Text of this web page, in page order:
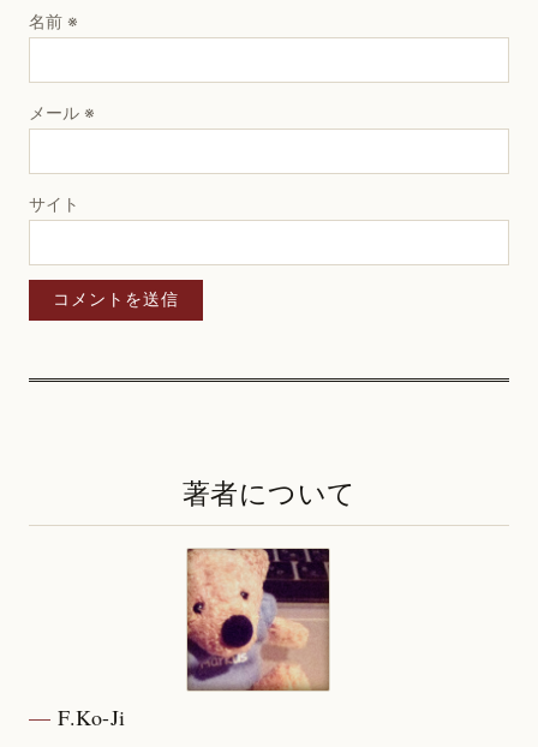
名前 ※
メール ※
サイト
著者について
F.Ko-Ji